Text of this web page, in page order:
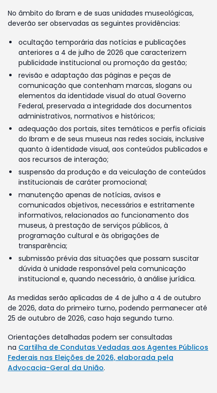
No âmbito do Ibram e de suas unidades museológicas,
deverão ser observadas as seguintes providências:
ocultação temporária das notícias e publicações
anteriores a 4 de julho de 2026 que caracterizem
publicidade institucional ou promoção da gestão;
revisão e adaptação das páginas e peças de
comunicação que contenham marcas, slogans ou
elementos da identidade visual do atual Governo
Federal, preservada a integridade dos documentos
administrativos, normativos e históricos;
adequação dos portais, sites temáticos e perfis oficiais
do Ibram e de seus museus nas redes sociais, inclusive
quanto à identidade visual, aos conteúdos publicados e
aos recursos de interação;
suspensão da produção e da veiculação de conteúdos
institucionais de caráter promocional;
manutenção apenas de notícias, avisos e
comunicados objetivos, necessários e estritamente
informativos, relacionados ao funcionamento dos
museus, à prestação de serviços públicos, à
programação cultural e às obrigações de
transparência;
submissão prévia das situações que possam suscitar
dúvida à unidade responsável pela comunicação
institucional e, quando necessário, à análise jurídica.
As medidas serão aplicadas de 4 de julho a 4 de outubro
de 2026, data do primeiro turno, podendo permanecer até
25 de outubro de 2026, caso haja segundo turno.
Orientações detalhadas podem ser consultadas
na Cartilha de Condutas Vedadas aos Agentes Públicos
Federais nas Eleições de 2026, elaborada pela
Advocacia-Geral da União.